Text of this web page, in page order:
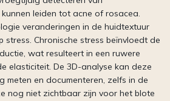
leiden tot acne of rosacea.
veranderingen in de huidtextuur
stress. Chronische stress beïnvloedt de
wat resulteert in een ruwere
elasticiteit. De 3D-analyse kan deze
meten en documenteren, zelfs in de
nog niet zichtbaar zijn voor het blote